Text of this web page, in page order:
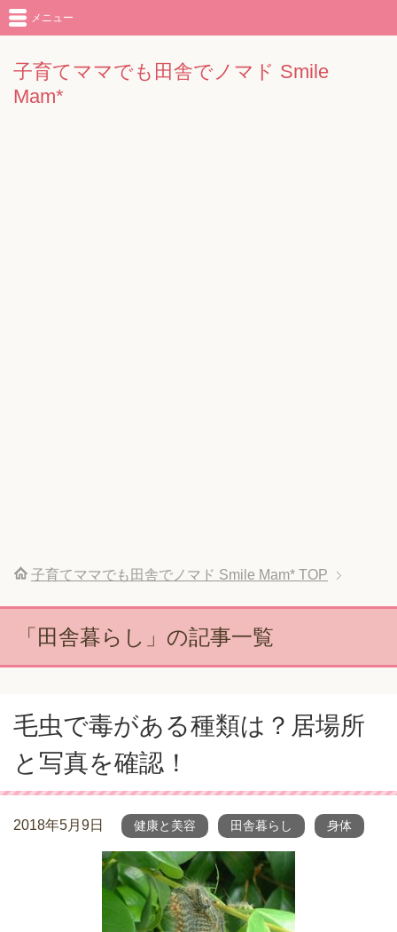
子育てママでも田舎でノマド Smile
Mam*
メニュー
子育てママでも田舎でノマド Smile Mam* TOP
「田舎暮らし」の記事一覧
毛虫で毒がある種類は？居場所
と写真を確認！
2018年5月9日 健康と美容 田舎暮らし 身体